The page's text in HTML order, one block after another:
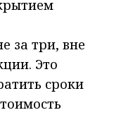
за три, вне
Это
сроки